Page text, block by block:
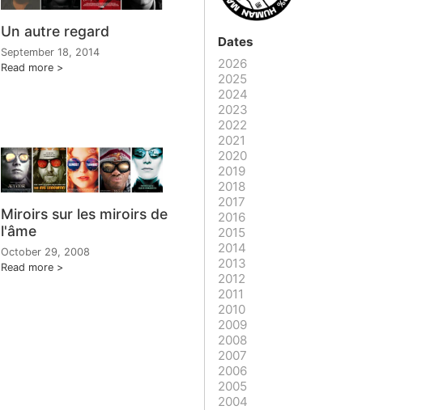
Un autre regard
September 18, 2014
Read more
Miroirs sur les miroirs de
l'âme
October 29, 2008
Read more
Dates
2026
2025
2024
2023
2022
2021
2020
2019
2018
2017
2016
2015
2014
2013
2012
2011
2010
2009
2008
2007
2006
2005
2004